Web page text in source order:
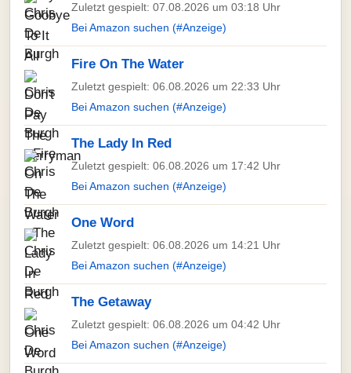
Zuletzt gespielt: 07.08.2026 um 03:18 Uhr
Bei Amazon suchen (#Anzeige)
Fire On The Water
Zuletzt gespielt: 06.08.2026 um 22:33 Uhr
Bei Amazon suchen (#Anzeige)
The Lady In Red
Zuletzt gespielt: 06.08.2026 um 17:42 Uhr
Bei Amazon suchen (#Anzeige)
One Word
Zuletzt gespielt: 06.08.2026 um 14:21 Uhr
Bei Amazon suchen (#Anzeige)
The Getaway
Zuletzt gespielt: 06.08.2026 um 04:42 Uhr
Bei Amazon suchen (#Anzeige)